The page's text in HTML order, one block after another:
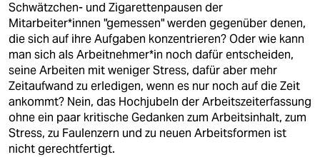
Schwätzchen- und Zigarettenpausen der
Mitarbeiter*innen "gemessen" werden gegenüber denen,
die sich auf ihre Aufgaben konzentrieren? Oder wie kann
man sich als Arbeitnehmer*in noch dafür entscheiden,
seine Arbeiten mit weniger Stress, dafür aber mehr
Zeitaufwand zu erledigen, wenn es nur noch auf die Zeit
ankommt? Nein, das Hochjubeln der Arbeitszeiterfassung
ohne ein paar kritische Gedanken zum Arbeitsinhalt, zum
Stress, zu Faulenzern und zu neuen Arbeitsformen ist
nicht gerechtfertigt.